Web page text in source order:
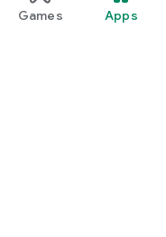
Games Apps